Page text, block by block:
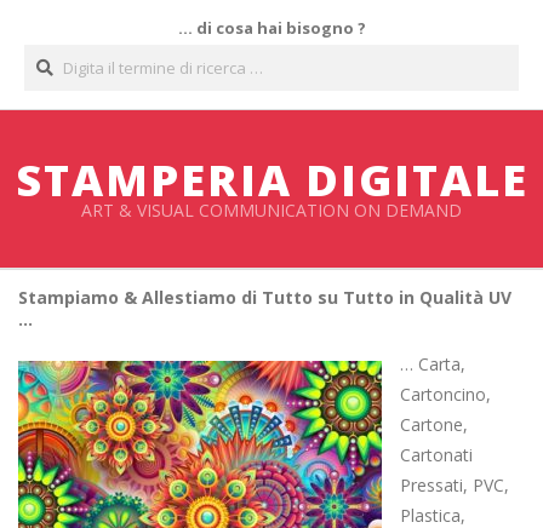
contenuto
… di cosa hai bisogno ?
STAMPERIA DIGITALE
ART & VISUAL COMMUNICATION ON DEMAND
Stampiamo & Allestiamo di Tutto su Tutto in Qualità UV
…
… Carta,
Cartoncino,
Cartone,
Cartonati
Pressati, PVC,
Plastica,